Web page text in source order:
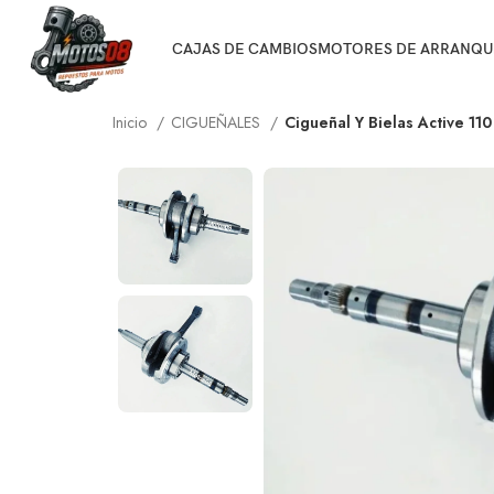
CAJAS DE CAMBIOSMOTORES DE
Inicio CIGUEÑALES Cigueñal Y Bielas Active